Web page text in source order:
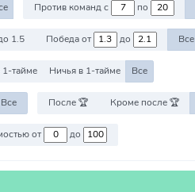
Против команд с по
1.5 Победа от до Все
тайме Ничья в 1-тайме Все
Все После 🏆 Кроме после 🏆
Против команд со стоимостью от до